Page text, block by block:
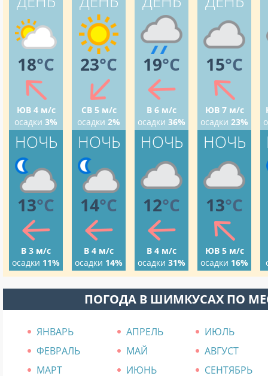
18°C
ЮВ 4 м/с
осадки 3%
НОЧЬ
13°C
В 3 м/с
осадки 11%
23°C
СВ 5 м/с
осадки 2%
НОЧЬ
14°C
В 4 м/с
осадки 14%
19°C
В 6 м/с
осадки 36%
НОЧЬ
12°C
В 4 м/с
осадки 31%
15°C
ЮВ 7 м/с
осадки 23%
НОЧЬ
13°C
ЮВ 5 м/с
осадки 16%
ПОГОДА В ШИМКУСАХ ПО
ЯНВАРЬ АПРЕЛЬ
ИЮЛЬ
ФЕВРАЛЬ
МАЙ
АВГУСТ
МАРТ
ИЮНЬ СЕНТЯБРЬ